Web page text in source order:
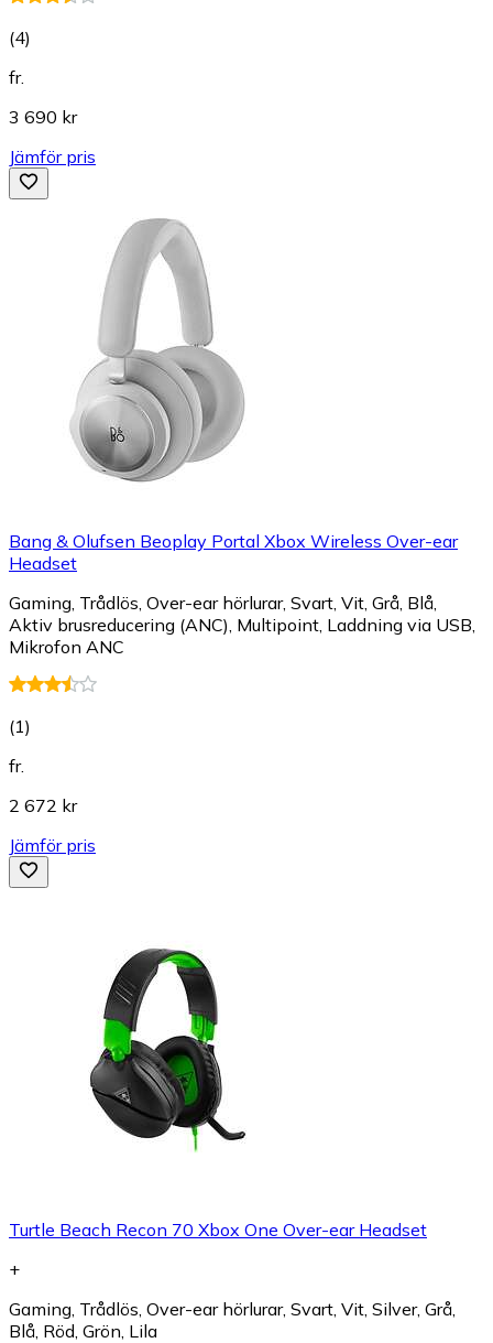
(4)
fr.
3 690 kr
Jämför pris
Bang & Olufsen Beoplay Portal Xbox Wireless Over-ear
Headset
Gaming, Trådlös, Over-ear hörlurar, Svart, Vit, Grå, Blå,
Aktiv brusreducering (ANC), Multipoint, Laddning via USB,
Mikrofon ANC
(1)
fr.
2 672 kr
Jämför pris
Turtle Beach Recon 70 Xbox One Over-ear Headset
+
Gaming, Trådlös, Over-ear hörlurar, Svart, Vit, Silver, Grå,
Blå, Röd, Grön, Lila